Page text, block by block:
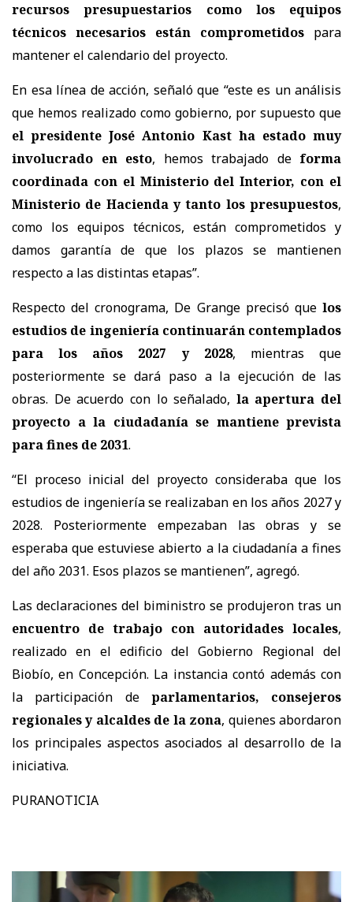
recursos presupuestarios como los equipos
técnicos necesarios están comprometidos para
mantener el calendario del proyecto.
En esa línea de acción, señaló que “este es un análisis
que hemos realizado como gobierno, por supuesto que
el presidente José Antonio Kast ha estado muy
involucrado en esto, hemos trabajado de forma
coordinada con el Ministerio del Interior, con el
Ministerio de Hacienda y tanto los presupuestos,
como los equipos técnicos, están comprometidos y
damos garantía de que los plazos se mantienen
respecto a las distintas etapas”.
Respecto del cronograma, De Grange precisó que los
estudios de ingeniería continuarán contemplados
para los años 2027 y 2028, mientras que
posteriormente se dará paso a la ejecución de las
obras. De acuerdo con lo señalado, la apertura del
proyecto a la ciudadanía se mantiene prevista
para fines de 2031.
“El proceso inicial del proyecto consideraba que los
estudios de ingeniería se realizaban en los años 2027 y
2028. Posteriormente empezaban las obras y se
esperaba que estuviese abierto a la ciudadanía a fines
del año 2031. Esos plazos se mantienen”, agregó.
Las declaraciones del biministro se produjeron tras un
encuentro de trabajo con autoridades locales,
realizado en el edificio del Gobierno Regional del
Biobío, en Concepción. La instancia contó además con
la participación de parlamentarios, consejeros
regionales y alcaldes de la zona, quienes abordaron
los principales aspectos asociados al desarrollo de la
iniciativa.
PURANOTICIA